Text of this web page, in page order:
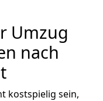
Umzug
nach
kostspielig sein,